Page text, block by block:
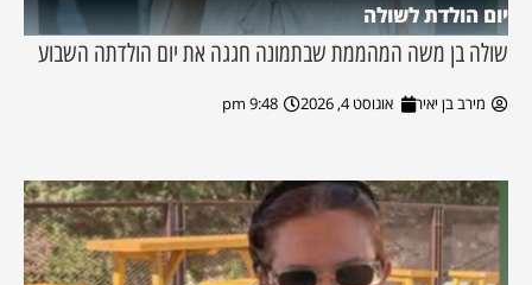
יום הולדת לשולה
שולה בן משה המהממת שבתמונה חגגה את יום הולדתה השבוע
מירב בן יאיר אוגוסט 4, 2026 9:48 pm